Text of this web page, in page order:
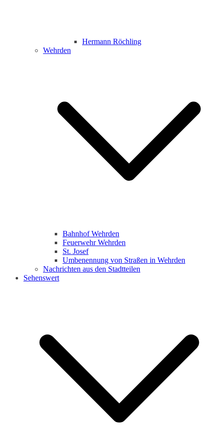
Hermann Röchling
Wehrden
Bahnhof Wehrden
Feuerwehr Wehrden
St. Josef
Umbenennung von Straßen in Wehrden
Nachrichten aus den Stadtteilen
Sehenswert